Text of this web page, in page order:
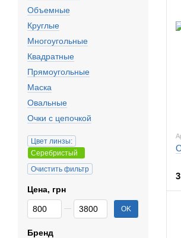
Объемные
Круглые
Многоугольные
Квадратные
Прямоугольные
Маска
Овальные
Очки с цепочкой
Цвет линзы:
Серебристый
Очистить фильтр
Цена, грн
От Цена, грн
До Цена, грн OK
Бренд